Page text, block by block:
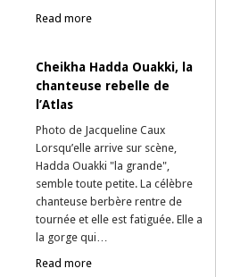
Read more
Cheikha Hadda Ouakki, la
chanteuse rebelle de
l’Atlas
Photo de Jacqueline Caux
Lorsqu’elle arrive sur scène,
Hadda Ouakki "la grande",
semble toute petite. La célèbre
chanteuse berbère rentre de
tournée et elle est fatiguée. Elle a
la gorge qui…
Read more